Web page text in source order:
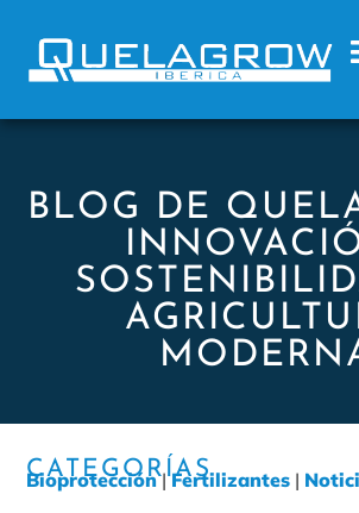
BLOG DE
CATEGORÍAS
Bioprotección|Fertilizantes |